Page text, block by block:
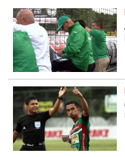
1
minute,
27
seconds